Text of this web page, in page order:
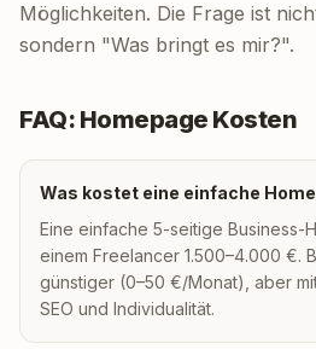
Möglichkeiten. Die Frage ist
sondern "Was bringt es mir?".
FAQ: Homepage Kosten
Was kostet eine einfache
Eine einfache 5-seitige Business-
einem Freelancer 1.500–4.000 €.
günstiger (0–50 €/Monat), aber
SEO und Individualität.